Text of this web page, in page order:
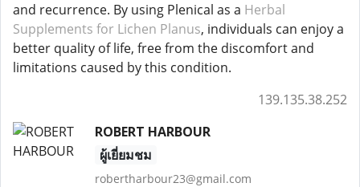
and recurrence. By using Plenical as a Herbal
Supplements for Lichen Planus, individuals can enjoy a
better quality of life, free from the discomfort and
limitations caused by this condition.
139.135.38.252
ROBERT HARBOUR
ผู้เยี่ยมชม
robertharbour23@gmail.com